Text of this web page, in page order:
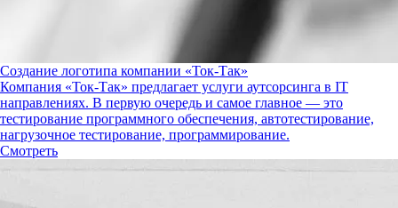
Создание логотипа компании «Ток-Так»
Компания «Ток-Так» предлагает услуги аутсорсинга в IT
направлениях. В первую очередь и самое главное — это
тестирование программного обеспечения, автотестирование,
нагрузочное тестирование, программирование.
Смотреть